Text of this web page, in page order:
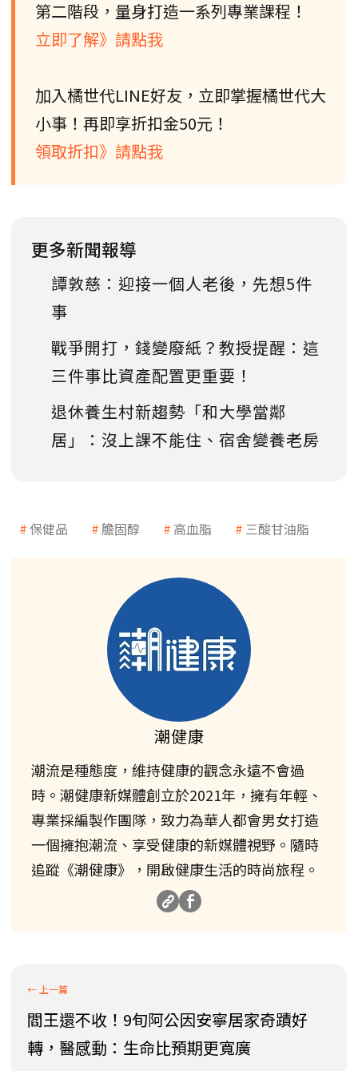
第二階段，量身打造一系列專業課程！
立即了解》請點我
加入橘世代LINE好友，立即掌握橘世代大
小事！再即享折扣金50元！
領取折扣》請點我
更多新聞報導
譚敦慈：迎接一個人老後，先想5件
事
戰爭開打，錢變廢紙？教授提醒：這
三件事比資產配置更重要！
退休養生村新趨勢「和大學當鄰
居」：沒上課不能住、宿舍變養老房
保健品 膽固醇 高血脂 三酸甘油脂
潮健康
潮流是種態度，維持健康的觀念永遠不會過
時。潮健康新媒體創立於2021年，擁有年輕、
專業採編製作團隊，致力為華人都會男女打造
一個擁抱潮流、享受健康的新媒體視野。隨時
追蹤《潮健康》，開啟健康生活的時尚旅程。
閻王還不收！9旬阿公因安寧居家奇蹟好
轉，醫感動：生命比預期更寬廣